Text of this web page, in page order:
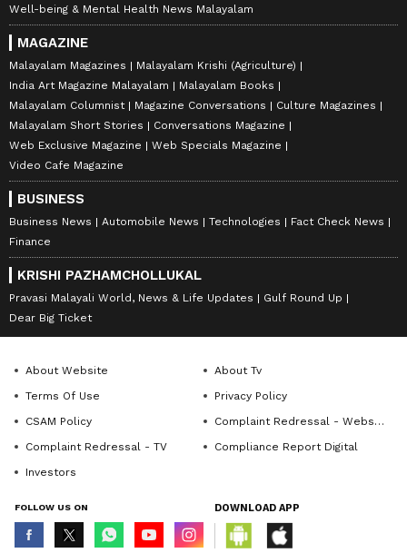
Well-being & Mental Health News Malayalam
MAGAZINE
Malayalam Magazines
Malayalam Krishi (Agriculture)
India Art Magazine Malayalam
Malayalam Books
Malayalam Columnist
Magazine Conversations
Culture Magazines
Malayalam Short Stories
Conversations Magazine
Web Exclusive Magazine
Web Specials Magazine
Video Cafe Magazine
BUSINESS
Business News Automobile News Technologies
Fact Check News
Finance
KRISHI PAZHAMCHOLLUKAL
Pravasi Malayali World, News & Life Updates
Gulf Round Up
Dear Big Ticket
About Website
About Tv
Terms Of Use
Privacy Policy
CSAM Policy
Complaint Redressal - Website
Complaint Redressal - TV
Compliance Report Digital
Investors
FOLLOW US ON DOWNLOAD APP